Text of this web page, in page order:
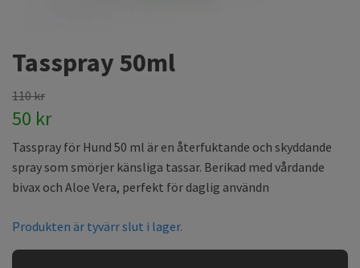
Tasspray 50ml
110 kr
50 kr
Tasspray för Hund 50 ml är en återfuktande och skyddande
spray som smörjer känsliga tassar. Berikad med vårdande
bivax och Aloe Vera, perfekt för daglig användn
Produkten är tyvärr slut i lager.